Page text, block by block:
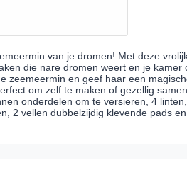
van je dromen! Met deze
die nare dromen weert en je kamer
zeemeermin en geef haar een
om zelf te maken of gezellig
onderdelen om te versieren, 4
2 vellen dubbelzijdig klevende pads